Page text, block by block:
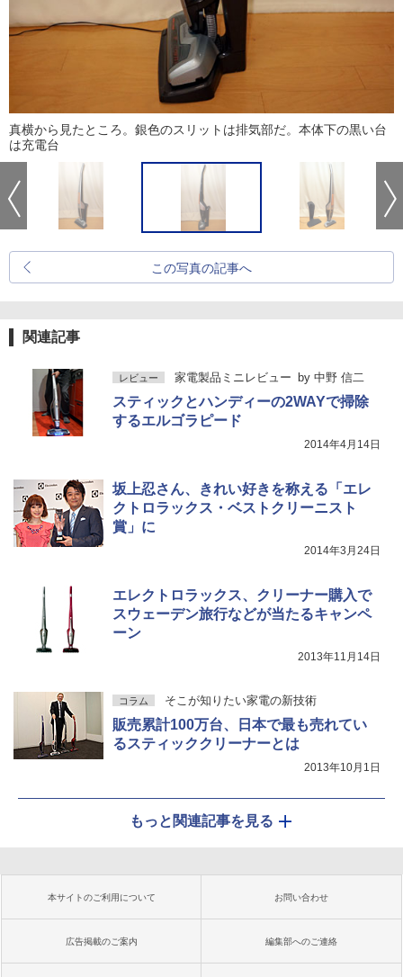
真横から見たところ。銀色のスリットは排気部だ。本体下の黒い台
は充電台
この写真の記事へ
関連記事
レビュー 家電製品ミニレビュー by 中野 信二
スティックとハンディーの2WAYで掃除
するエルゴラピード
2014年4月14日
坂上忍さん、きれい好きを称える「エレ
クトロラックス・ベストクリーニスト
賞」に
2014年3月24日
エレクトロラックス、クリーナー購入で
スウェーデン旅行などが当たるキャンペ
ーン
2013年11月14日
コラム そこが知りたい家電の新技術
販売累計100万台、日本で最も売れてい
るスティッククリーナーとは
2013年10月1日
もっと関連記事を見る
本サイトのご利用について お問い合わせ
広告掲載のご案内 編集部へのご連絡